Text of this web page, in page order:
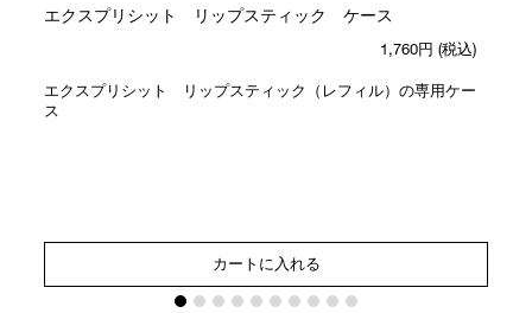
エクスプリシット リップスティック ケース
1,760円 (税込)
エクスプリシット リップスティック（レフィル）の専用ケー
ス
カートに入れる